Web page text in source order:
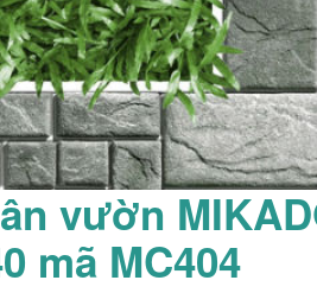
vườn
mã MC404